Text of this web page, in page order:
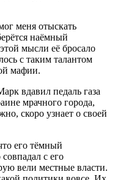
меня отыскать
наёмный
мысли её бросало
с таким талантом
мафии.
вдавил педаль газа
мрачного города,
скоро узнает о своей
его тёмный
с его
вели местные власти.